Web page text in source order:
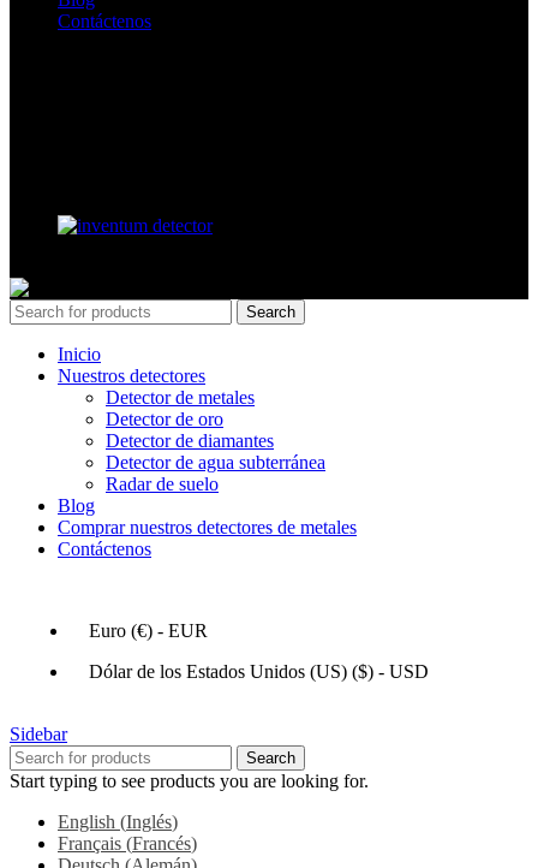
Contáctenos
Search
Inicio
Nuestros detectores
Detector de metales
Detector de oro
Detector de diamantes
Detector de agua subterránea
Radar de suelo
Blog
Comprar nuestros detectores de metales
Contáctenos
Euro (€) - EUR
Dólar de los Estados Unidos (US) ($) - USD
Sidebar
Search
Start typing to see products you are looking for.
English (Inglés)
Français (Francés)